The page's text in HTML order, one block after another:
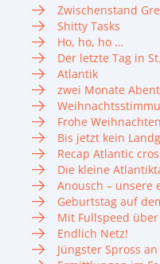
Zwischenstand
Shitty Tasks
Ho, ho, ho …
Der letzte Tag in
Atlantik
zwei Monate
Frohe Weihnachten
Bis jetzt kein
Recap Atlantic
Die kleine
Anousch – unsere
Geburtstag auf
Mit Fullspeed
Endlich Netz!
Jüngster Spross